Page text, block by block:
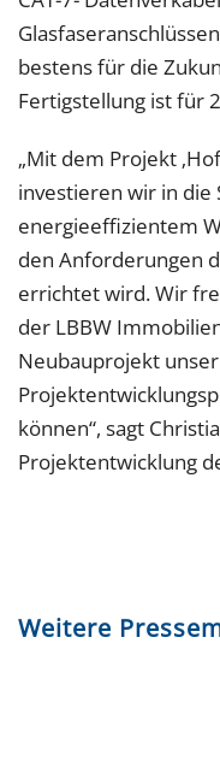
bestens für die
Fertigstellung ist für
„Mit dem Projekt
investieren wir in die
energieeffizientem
den Anforderungen
errichtet wird. Wir
der LBBW
Neubauprojekt
können“, sagt
Projektentwicklung
Weitere